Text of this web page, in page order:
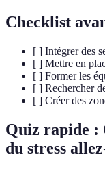
Checklist
[ ] Intégrer des
[ ] Mettre en
[ ] Former les
[ ] Rechercher
[ ] Créer des
Quiz rapide :
du stress